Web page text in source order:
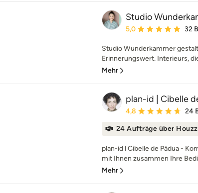
Studio
Durchschnittliche
5,0 32
Studio Wunderkammer
Erinnerungswert. Interieurs,
Mehr
plan-id | Cibelle
Durchschnittliche
4,8 24
24 Aufträge über Houzz
plan-id l Cibelle de Pádua -
mit Ihnen zusammen Ihre
Mehr